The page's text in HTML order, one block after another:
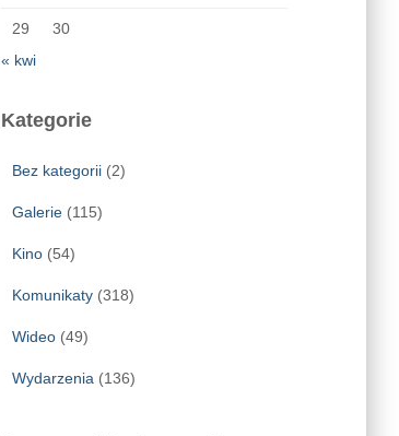
29
30
« kwi
Kategorie
Bez kategorii(2)
Galerie(115)
Kino(54)
Komunikaty(318)
Wideo(49)
Wydarzenia(136)